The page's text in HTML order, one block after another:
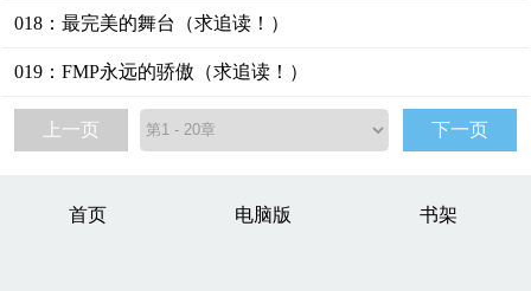
018：最完美的舞台（求追读！）
019：FMP永远的骄傲（求追读！）
上一页 下一页
首页 电脑版 书架